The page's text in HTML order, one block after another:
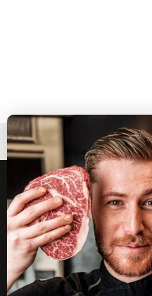
info@wagyupusher.dk
+45 71 96 76 77